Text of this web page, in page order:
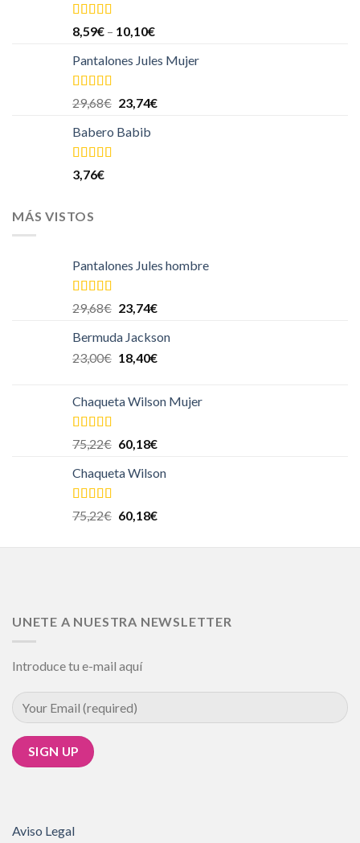
Valorado en
5.00
8,59€ – 10,10€
Pantalones Jules Mujer
Valorado en
5.00
29,68€ 23,74€
Babero Babib
Valorado
en
3,76€
MÁS VISTOS
Pantalones Jules hombre
Valorado en
5.00
29,68€ 23,74€
Bermuda Jackson
23,00€ 18,40€
Chaqueta Wilson Mujer
Valorado en
5.00
75,22€ 60,18€
Chaqueta Wilson
Valorado en
5.00
75,22€ 60,18€
UNETE A NUESTRA NEWSLETTER
Introduce tu e-mail aquí
Aviso Legal